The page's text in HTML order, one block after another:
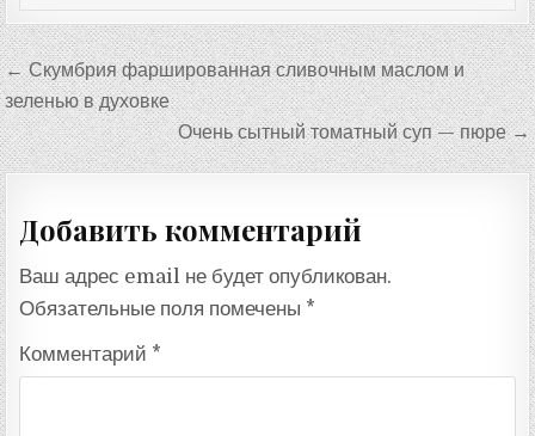
Навигация
по
записям
← Скумбрия фаршированная сливочным маслом и
зеленью в духовке
Очень сытный томатный суп — пюре →
Добавить комментарий
Ваш адрес email не будет опубликован.
Обязательные поля помечены *
Комментарий *